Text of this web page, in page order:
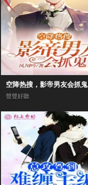
空降热搜，影帝男友会抓鬼
聲聲好聽